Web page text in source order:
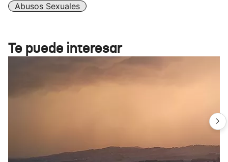
Abusos Sexuales
Te puede interesar